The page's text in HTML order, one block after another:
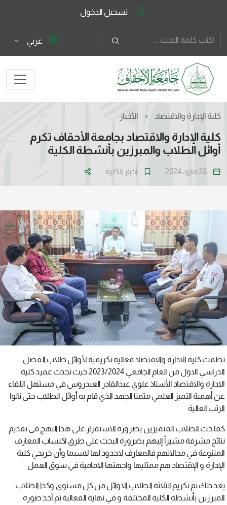
تسجيل الدخول
عربي
كلية الإدارة والاقتصاد الأخبار
كلية الإدارة والاقتصاد بجامعة الأحقاف تكرم
أوائل الطلاب والمبرزين بأنشطة الكلية
28 مايو، 2024 أخبار الكلية
نظمت كلية الادارة والاقتصاد فعالية تكريمية لأوائل طلاب الفصل
الدراسي الاول من العام الجامعي 2023/2024 حيث تحدث عميد كلية
الادارة والاقتصاد الأستاذ علوي عبدالقادر العيدروس في مستهل اللقاء
عن أهمية التميز العلمي مثمنا الجهد الذي قام به أوائل الطلاب حتى نالوا
الرتب العالية
كما حث الطلاب المتميزين بضرورة الاستمرار على هذا النهج في تقديم
نتائج مشرفة مشيراً إليهم بضرورة البحث على طرق اكتساب المعارف
المتنوعة في مجالاتهم فالمعارف لاحدود لها لاسيما وأن خريجي كلية
الإدارة و الإقتصاد هم ممثليها واجهتها الامامية في سوق العمل
بعد ذلك تم تكريم الثلاثة الطلاب الاوائل من كل مستوى وكذا الطلاب
المبرزين بأنشطة الكلية المختلفة و في نهاية الفعالية تم أخذ صوره